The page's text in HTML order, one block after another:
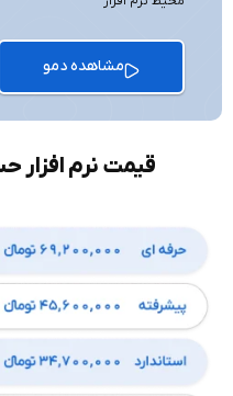
مشاهده دمو
قیمت نرم افزار